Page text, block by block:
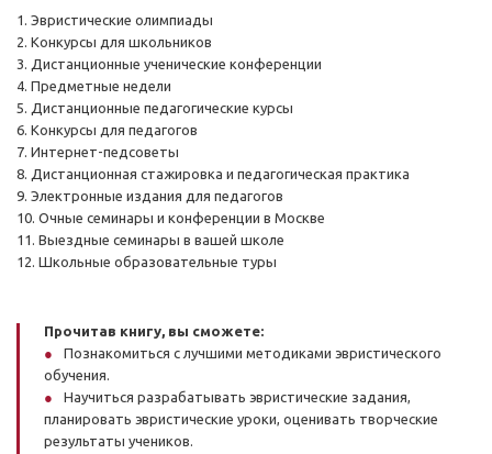
1. Эвристические олимпиады
2. Конкурсы для школьников
3. Дистанционные ученические конференции
4. Предметные недели
5. Дистанционные педагогические курсы
6. Конкурсы для педагогов
7. Интернет-педсоветы
8. Дистанционная стажировка и педагогическая практика
9. Электронные издания для педагогов
10. Очные семинары и конференции в Москве
11. Выездные семинары в вашей школе
12. Школьные образовательные туры
Прочитав книгу, вы сможете:
Познакомиться с лучшими методиками эвристического
обучения.
Научиться разрабатывать эвристические задания,
планировать эвристические уроки, оценивать творческие
результаты учеников.